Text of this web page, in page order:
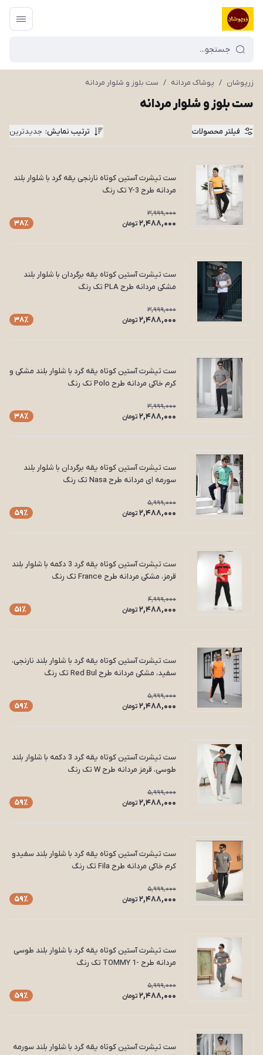
زرپوشان / پوشاک مردانه / ست بلوز و شلوار مردانه
ست بلوز و شلوار مردانه
فیلتر محصولات ترتیب نمایش: جدیدترین
ست تیشرت آستین کوتاه نارنجی یقه گرد با شلوار بلند
مردانه طرح Y-3 تک رنگ
3,999,000
2,488,000 تومان 38٪
ست تیشرت آستین کوتاه یقه برگردان با شلوار بلند
مشکی مردانه طرح PLA تک رنگ
3,999,000
2,488,000 تومان 38٪
ست تیشرت آستین کوتاه یقه گرد با شلوار بلند مشکی و
کرم خاکی مردانه طرح Polo تک رنگ
3,999,000
2,488,000 تومان 38٪
ست تیشرت آستین کوتاه یقه برگردان با شلوار بلند
سورمه ای مردانه طرح Nasa تک رنگ
5,999,000
2,488,000 تومان 59٪
ست تیشرت آستین کوتاه یقه گرد 3 دکمه با شلوار بلند
قرمز، مشکی مردانه طرح France تک رنگ
4,999,000
2,488,000 تومان 51٪
ست تیشرت آستین کوتاه یقه گرد با شلوار بلند نارنجی،
سفید، مشکی مردانه طرح Red Bul تک رنگ
5,999,000
2,488,000 تومان 59٪
ست تیشرت آستین کوتاه یقه گرد 3 دکمه با شلوار بلند
طوسی، قرمز مردانه طرح W تک رنگ
5,999,000
2,488,000 تومان 59٪
ست تیشرت آستین کوتاه یقه گرد با شلوار بلند سفیدو
کرم خاکی مردانه طرح Fila تک رنگ
5,999,000
2,488,000 تومان 59٪
ست تیشرت آستین کوتاه یقه گرد با شلوار بلند طوسی
مردانه طرح -1 TOMMY تک رنگ
5,999,000
2,488,000 تومان 59٪
ست تیشرت آستین کوتاه یقه گرد با شلوار بلند سورمه